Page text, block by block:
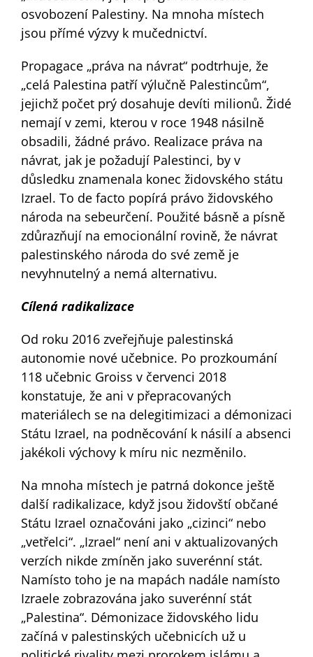
osvobození Palestiny. Na mnoha místech
jsou přímé výzvy k mučednictví.
Propagace „práva na návrat“ podtrhuje, že
„celá Palestina patří výlučně Palestincům“,
jejichž počet prý dosahuje devíti milionů. Židé
nemají v zemi, kterou v roce 1948 násilně
obsadili, žádné právo. Realizace práva na
návrat, jak je požadují Palestinci, by v
důsledku znamenala konec židovského státu
Izrael. To de facto popírá právo židovského
národa na sebeurčení. Použité básně a písně
zdůrazňují na emocionální rovině, že návrat
palestinského národa do své země je
nevyhnutelný a nemá alternativu.
Cílená radikalizace
Od roku 2016 zveřejňuje palestinská
autonomie nové učebnice. Po prozkoumání
118 učebnic Groiss v červenci 2018
konstatuje, že ani v přepracovaných
materiálech se na delegitimizaci a démonizaci
Státu Izrael, na podněcování k násilí a absenci
jakékoli výchovy k míru nic nezměnilo.
Na mnoha místech je patrná dokonce ještě
další radikalizace, když jsou židovští občané
Státu Izrael označováni jako „cizinci“ nebo
„vetřelci“. „Izrael“ není ani v aktualizovaných
verzích nikde zmíněn jako suverénní stát.
Namísto toho je na mapách nadále namísto
Izraele zobrazována jako suverénní stát
„Palestina“. Démonizace židovského lidu
začíná v palestinských učebnicích už u